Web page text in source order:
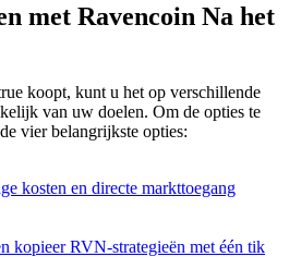
met Ravencoin Na het
koopt, kunt u het op verschillende
van uw doelen. Om de opties te
vier belangrijkste opties:
kosten en directe markttoegang
kopieer RVN-strategieën met één tik